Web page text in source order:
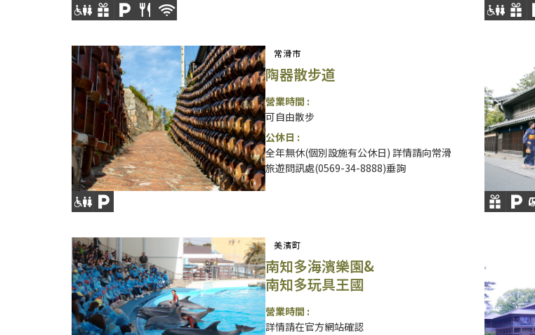
常滑市
陶器散步道
營業時間 :
可自由散步
公休日 :
全年無休(個別設施有公休日) 詳情請向常滑
旅遊問訊處(0569-34-8888)垂詢
美濱町
南知多海濱樂園&
南知多玩具王國
營業時間 :
詳情請在官方網站確認